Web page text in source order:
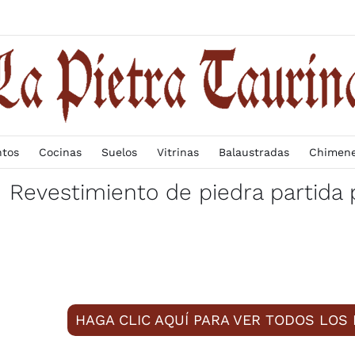
Cocinas Suelos Vitrinas Balaustradas
Revestimiento de piedra partida
HAGA CLIC AQUÍ PARA VER TODOS